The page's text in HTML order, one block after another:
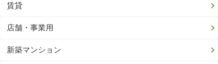
賃貸
店舗・事業用
新築マンション